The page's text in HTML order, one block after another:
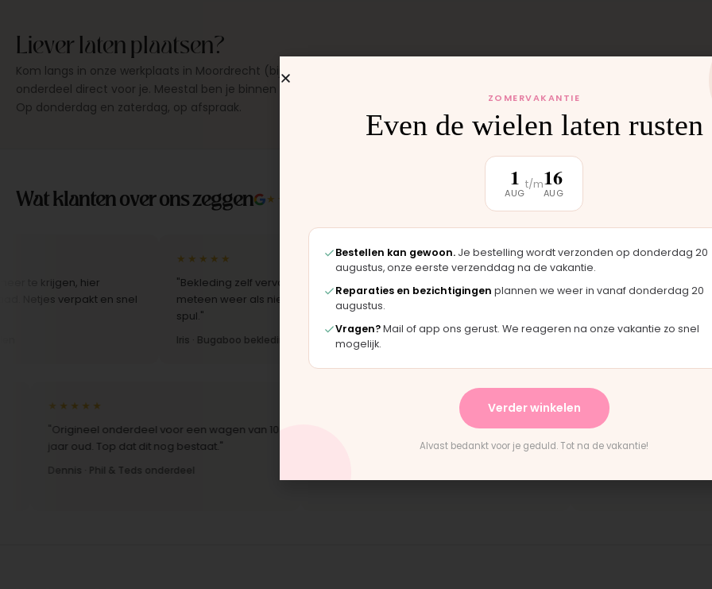
Liever laten plaatsen?
Kom langs in onze werkplaats in Moordrecht (bij Gouda), dan monteren wij het
onderdeel direct voor je. Meestal ben je binnen 15 tot 20 minuten weer buiten.
Op donderdag en zaterdag, op afspraak.
Wat klanten over ons zeggen ★★★★★
en snel
"Bekleding zelf vervangen met de set, zag er
meteen weer als nieuw uit. Duidelijk origineel
Iris · Bugaboo bekleding
★★★★★
"Langsgekomen in Moordrecht en het
onderdeel werd er direct opgezet. Klaar
★★★★★
"Fijne
merkt dat
★★★★★
"Origineel onderdeel voor een wagen van 10
jaar oud. Top dat dit nog bestaat."
Dennis · Phil & Teds onderdeel
"Snelle levering en het paste perfect.
Montage-instructies waren duidelijk."
★★★★★
"Persoonlijk contact, snelle
en eerlijk advies. Aanrader."
ZOMERVAKANTIE
Even de wielen laten rusten
1
AUG
t/m16
AUG
Bestellen kan gewoon. Je bestelling wordt verzonden op donderdag 20
augustus, onze eerste verzenddag na de vakantie.
Reparaties en bezichtigingen plannen we weer in vanaf donderdag 20
augustus.
Vragen?Mail of app ons gerust. We reageren na onze vakantie zo snel
mogelijk.
Verder winkelen
Alvast bedankt voor je geduld. Tot na de vakantie!